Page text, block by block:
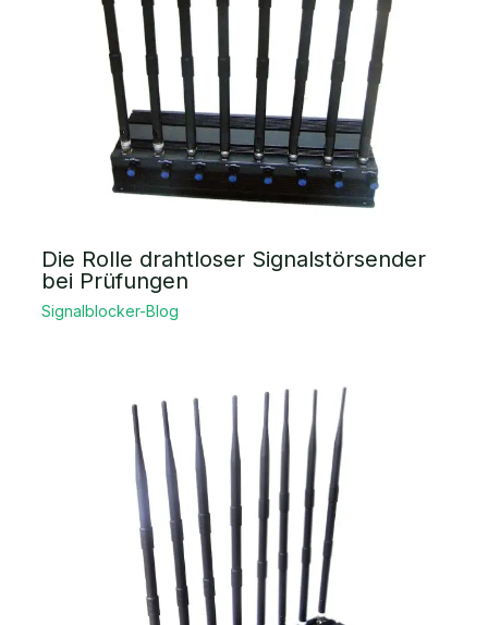
Die Rolle drahtloser Signalstörsender
bei Prüfungen
Signalblocker-Blog